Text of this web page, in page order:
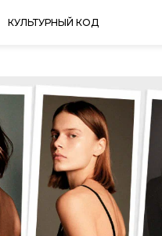
КУЛЬТУРНЫЙ КОД